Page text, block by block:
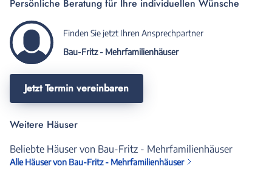
Persönliche Beratung für Ihre individuellen Wünsche
Finden Sie jetzt Ihren Ansprechpartner
Bau-Fritz - Mehrfamilienhäuser
Jetzt Termin vereinbaren
Weitere Häuser
Beliebte Häuser von Bau-Fritz - Mehrfamilienhäuser
Alle Häuser von Bau-Fritz - Mehrfamilienhäuser